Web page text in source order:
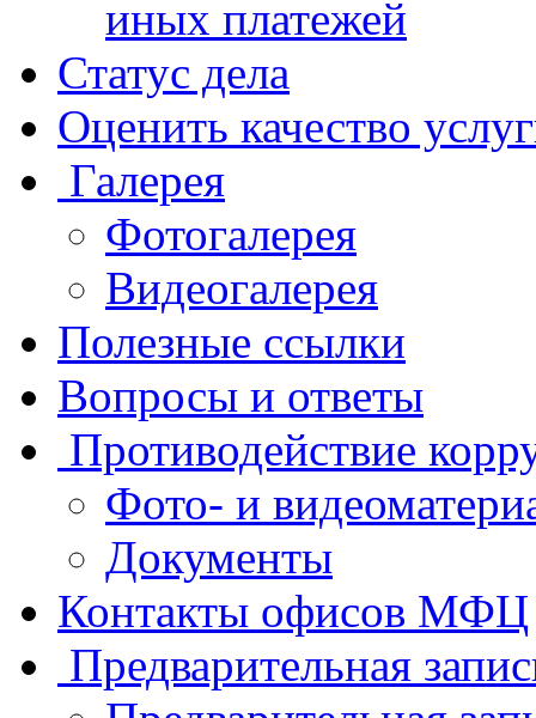
иных платежей
Статус дела
Оценить качество
Галерея
Фотогалерея
Видеогалерея
Полезные ссылки
Вопросы и ответы
Противодействие
Фото- и
Документы
Контакты офисов МФЦ
Предварительная